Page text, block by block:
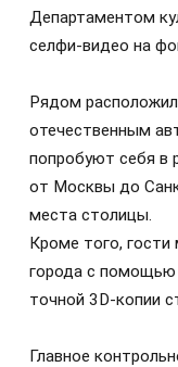
Департаментом
селфи-видео на
Рядом
отечественным
попробуют себя в
от Москвы до
места столицы.
Кроме того, гости
города с
точной 3D‑копии
Главное